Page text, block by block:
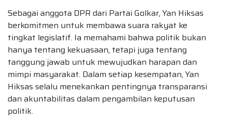
Sebagai anggota DPR dari Partai Golkar, Yan Hiksas
berkomitmen untuk membawa suara rakyat ke
tingkat legislatif. Ia memahami bahwa politik bukan
hanya tentang kekuasaan, tetapi juga tentang
tanggung jawab untuk mewujudkan harapan dan
mimpi masyarakat. Dalam setiap kesempatan, Yan
Hiksas selalu menekankan pentingnya transparansi
dan akuntabilitas dalam pengambilan keputusan
politik.